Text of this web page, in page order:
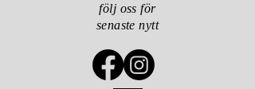
följ oss för
senaste nytt